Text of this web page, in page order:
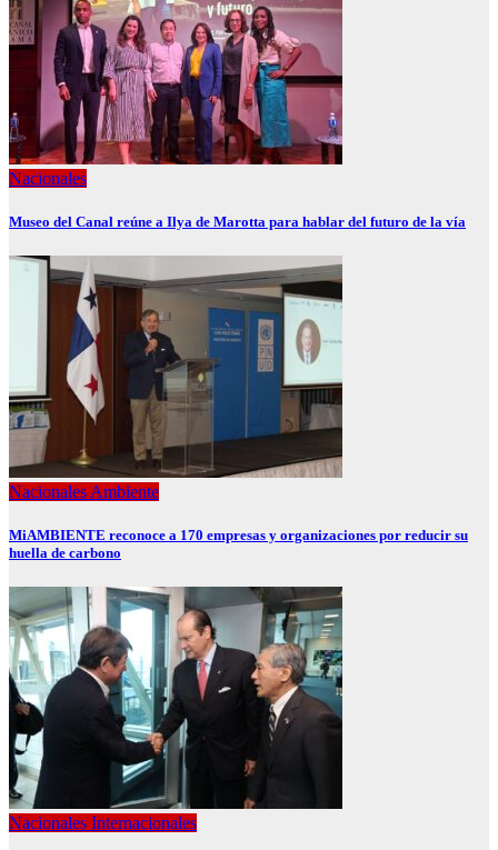
Nacionales
Museo del Canal reúne a Ilya de Marotta para hablar del futuro de la vía
Nacionales Ambiente
MiAMBIENTE reconoce a 170 empresas y organizaciones por reducir su
huella de carbono
Nacionales Internacionales